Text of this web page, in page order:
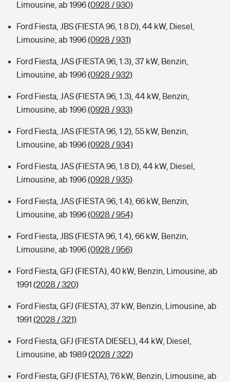
Limousine, ab 1996(0928 / 930)
Ford Fiesta, JBS (FIESTA 96, 1.8 D), 44 kW, Diesel,
Limousine, ab 1996(0928 / 931)
Ford Fiesta, JAS (FIESTA 96, 1.3), 37 kW, Benzin,
Limousine, ab 1996(0928 / 932)
Ford Fiesta, JAS (FIESTA 96, 1.3), 44 kW, Benzin,
Limousine, ab 1996(0928 / 933)
Ford Fiesta, JAS (FIESTA 96, 1.2), 55 kW, Benzin,
Limousine, ab 1996(0928 / 934)
Ford Fiesta, JAS (FIESTA 96, 1.8 D), 44 kW, Diesel,
Limousine, ab 1996(0928 / 935)
Ford Fiesta, JAS (FIESTA 96, 1.4), 66 kW, Benzin,
Limousine, ab 1996(0928 / 954)
Ford Fiesta, JBS (FIESTA 96, 1.4), 66 kW, Benzin,
Limousine, ab 1996(0928 / 956)
Ford Fiesta, GFJ (FIESTA), 40 kW, Benzin, Limousine, ab
1991 (2028 / 320)
Ford Fiesta, GFJ (FIESTA), 37 kW, Benzin, Limousine, ab
1991 (2028 / 321)
Ford Fiesta, GFJ (FIESTA DIESEL), 44 kW, Diesel,
Limousine, ab 1989(2028 / 322)
Ford Fiesta, GFJ (FIESTA), 76 kW, Benzin, Limousine, ab